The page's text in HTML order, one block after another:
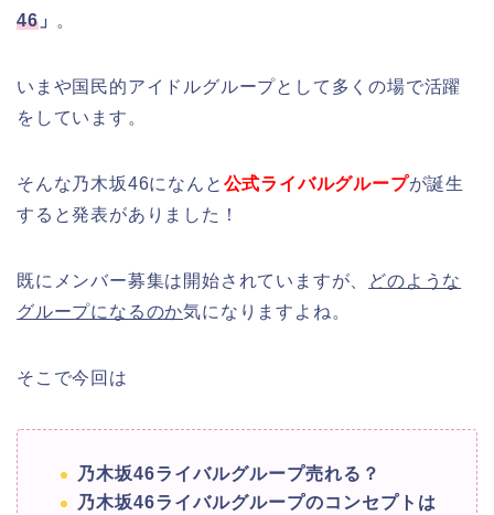
46」 。
いまや国民的アイドルグループとして多くの場で活躍
をしています。
そんな乃木坂46になんと 公式ライバルグループが誕生
すると発表がありました！
既にメンバー募集は開始されていますが、
どのような
グループになるのか気になりますよね。
そこで今回は
乃木坂46ライバルグループ売れる？
乃木坂46ライバルグループのコンセプトは